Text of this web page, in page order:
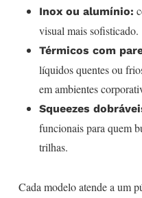
Inox ou alumínio:
visual mais sofisticado.
Térmicos com
líquidos quentes ou
em ambientes
Squeezes
funcionais para quem
trilhas.
Cada modelo atende a um